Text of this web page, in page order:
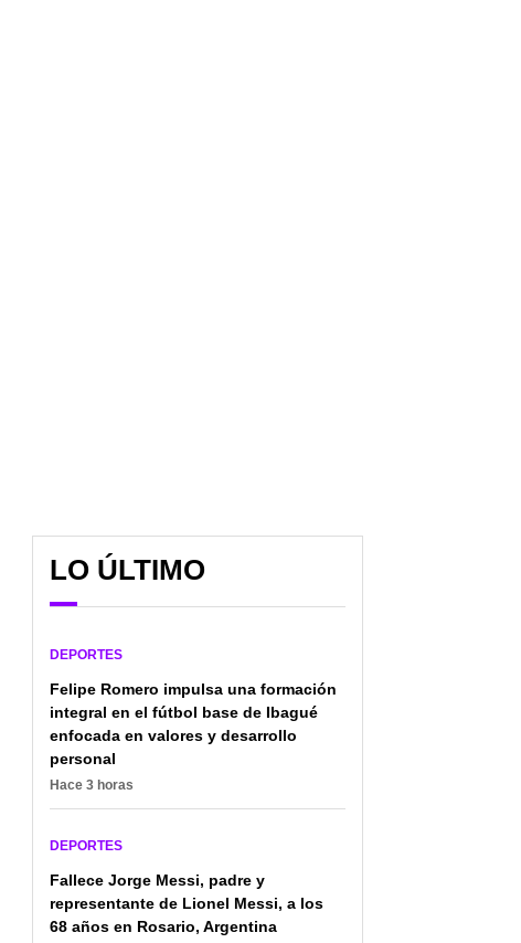
Luis Díaz y Jhon Jáder
colombiano en Premier
League: marcaron
golazos
LO ÚLTIMO
DEPORTES
Felipe Romero impulsa una formación
integral en el fútbol base de Ibagué
enfocada en valores y desarrollo
personal
Hace 3 horas
DEPORTES
Fallece Jorge Messi, padre y
representante de Lionel Messi, a los
68 años en Rosario, Argentina